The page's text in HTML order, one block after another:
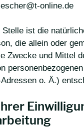
online.de
Stelle ist die
die allein oder
Zwecke und Mittel
o. Ä.)